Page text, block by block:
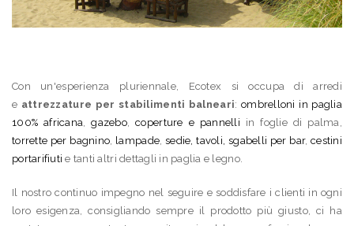
Con un'esperienza pluriennale, Ecotex si occupa di arredi
e attrezzature per stabilimenti balneari: ombrelloni in paglia
100% africana ,gazebo,coperture e pannelli in foglie di palma,
torrette per bagnino lampade ,sedie, tavoli, sgabelli per bar,cestini
portarifiuti e tanti altri dettagli in paglia e legno.
Il nostro continuo impegno nel seguire e soddisfare i clienti in ogni
loro esigenza, consigliando sempre il prodotto più giusto, ci ha